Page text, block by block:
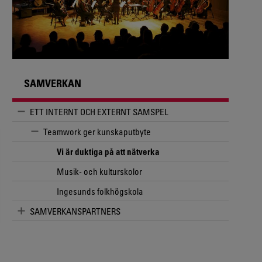
SAMVERKAN
ETT INTERNT OCH EXTERNT SAMSPEL
Teamwork ger kunskaputbyte
Vi är duktiga på att nätverka
Musik- och kulturskolor
Ingesunds folkhögskola
SAMVERKANSPARTNERS